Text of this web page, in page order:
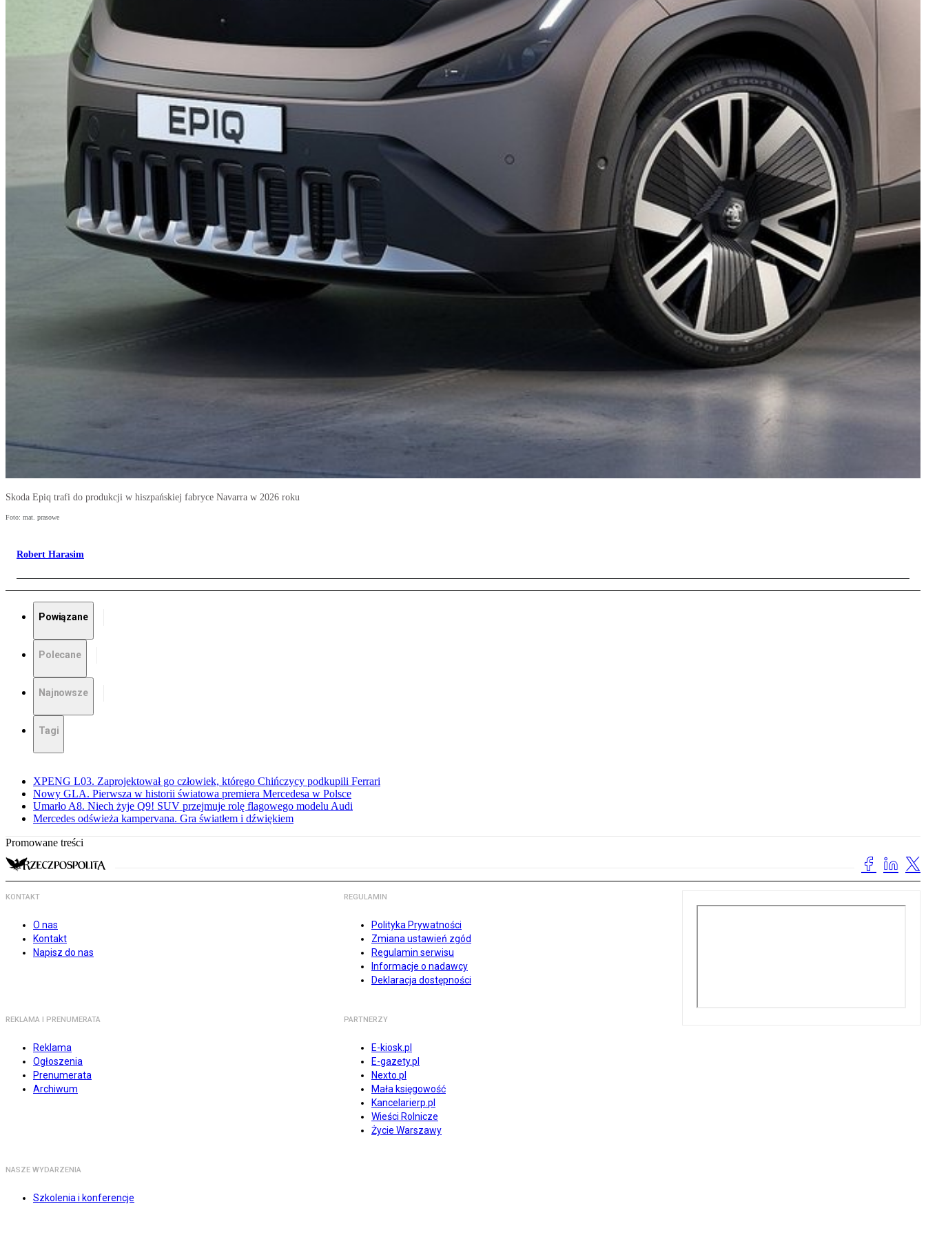
Skoda Epiq trafi do produkcji w hiszpańskiej fabryce Navarra w 2026 roku
Foto: mat. prasowe
Robert Harasim
Powiązane
Polecane
Najnowsze
Tagi
XPENG L03. Zaprojektował go człowiek, którego Chińczycy podkupili Ferrari
Nowy GLA. Pierwsza w historii światowa premiera Mercedesa w Polsce
Umarło A8. Niech żyje Q9! SUV przejmuje rolę flagowego modelu Audi
Mercedes odświeża kampervana. Gra światłem i dźwiękiem
Promowane treści
KONTAKT
O nas
Kontakt
Napisz do nas
REGULAMIN
Polityka Prywatności
Zmiana ustawień zgód
Regulamin serwisu
Informacje o nadawcy
Deklaracja dostępności
REKLAMA I PRENUMERATA
Reklama
Ogłoszenia
Prenumerata
Archiwum
PARTNERZY
E-kiosk.pl
E-gazety.pl
Nexto.pl
Mała księgowość
Kancelarierp.pl
Wieści Rolnicze
Życie Warszawy
NASZE WYDARZENIA
Szkolenia i konferencje